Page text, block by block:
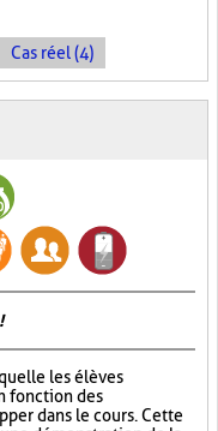
Cas réel (4)
les élèves
fonction des
dans le cours. Cette